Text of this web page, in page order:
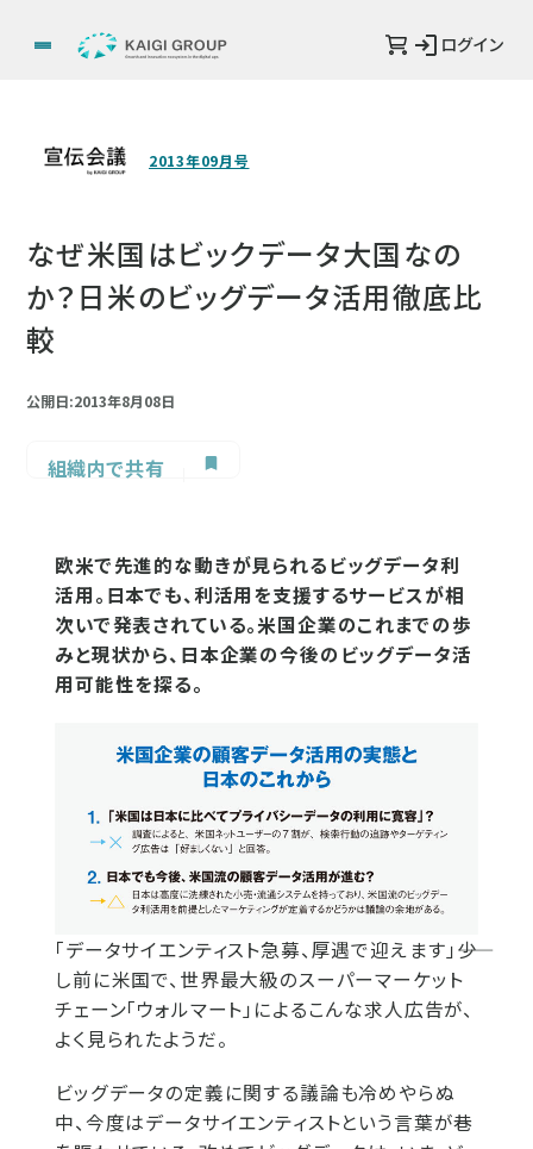
ログイン
2013年09月号
なぜ米国はビックデータ大国なの
か？日米のビッグデータ活用徹底比
較
公開日:2013年8月08日
組織内で共有
欧米で先進的な動きが見られるビッグデータ利
活用。日本でも、利活用を支援するサービスが相
次いで発表されている。米国企業のこれまでの歩
みと現状から、日本企業の今後のビッグデータ活
用可能性を探る。
「データサイエンティスト急募、厚遇で迎えます」――少
し前に米国で、世界最大級のスーパーマーケット
チェーン「ウォルマート」によるこんな求人広告が、
よく見られたようだ。
ビッグデータの定義に関する議論も冷めやらぬ
中、今度はデータサイエンティストという言葉が巷